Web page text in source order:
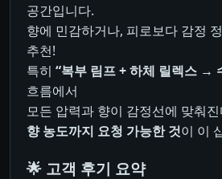
공간입니다.
향에 민감하거나, 피로보다 감정
추천!
특히 “복부 림프 + 하체 릴렉스 →
흐름에서
모든 압력과 향이 감정선에 맞춰
향 농도까지 요청 가능한 것이 이
🌟 고객 후기 요약